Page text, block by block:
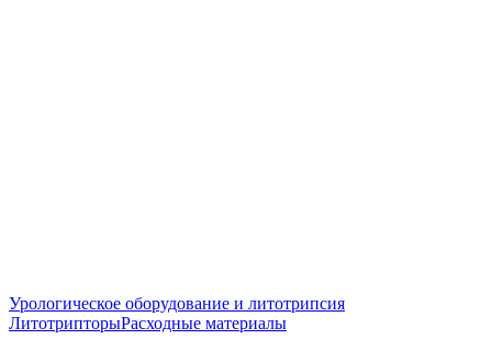
Урологическое оборудование и литотрипсия
ЛитотрипторыРасходные материалы